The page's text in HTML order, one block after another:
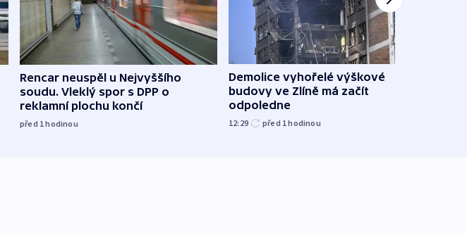
Rencar neuspěl u Nejvyššího
soudu. Vleklý spor s DPP o
reklamní plochu končí
před 1hodinou
Demolice vyhořelé výškové
budovy ve Zlíně má začít
odpoledne
12:29 před 1hodinou